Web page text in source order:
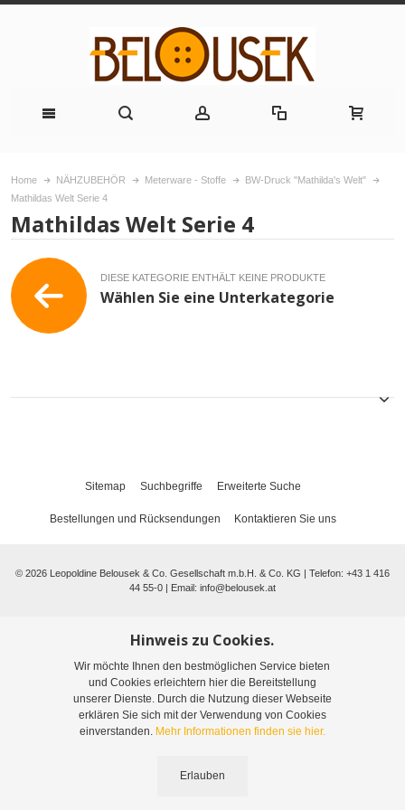
Home NÄHZUBEHÖR Meterware - Stoffe
BW-Druck "Mathilda's Welt"
Mathildas Welt Serie 4
Mathildas Welt Serie 4
DIESE KATEGORIE ENTHÄLT KEINE PRODUKTE
Wählen Sie eine Unterkategorie
Sitemap Suchbegriffe Erweiterte Suche
Bestellungen und Rücksendungen Kontaktieren Sie uns
© 2026 Leopoldine Belousek & Co. Gesellschaft m.b.H. & Co. KG | Telefon: +43 1 416
44 55-0 | Email: info@belousek.at
Hinweis zu Cookies.
Wir möchte Ihnen den bestmöglichen Service bieten
und Cookies erleichtern hier die Bereitstellung
unserer Dienste. Durch die Nutzung dieser Webseite
erklären Sie sich mit der Verwendung von Cookies
einverstanden. Mehr Informationen finden sie hier.
Erlauben